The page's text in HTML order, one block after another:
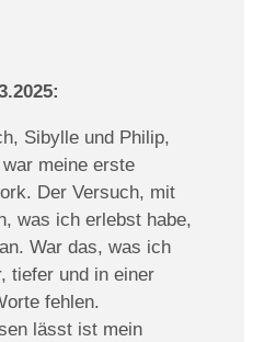
Sibylle und Philip,
meine erste
Der Versuch, mit
was ich erlebst habe,
War das, was ich
tiefer und in einer
fehlen.
lässt ist mein